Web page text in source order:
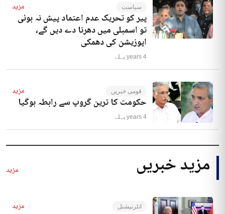
سیاست مزید
پیر کو تحریک عدم اعتماد پیش نہ ہوئی
تو اسمبلی میں دھرنا دے دیں گے،
اپوزیشن کی دھمکی
4 years پہلے
قومی خبریں مزید
حکومت کا ترین گروپ سے رابطہ ہوگیا
4 years پہلے
مزید خبریں مزید
انٹرنیشنل مزید